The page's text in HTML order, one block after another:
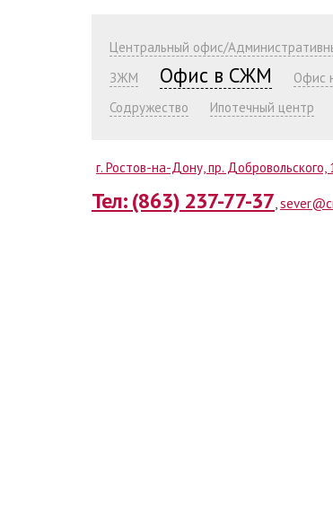
Центральный офис/
ЗЖМ
Офис в СЖМ Офис
Содружество
Ипотечный центр
г. Ростов-на-Дону, пр. Добровольского,
Тел: (863) 237-77-37,